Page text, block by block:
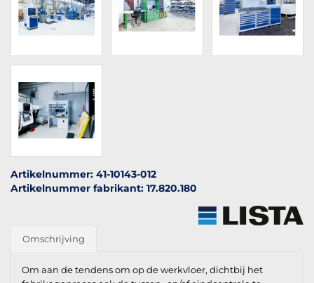
Artikelnummer: 41-10143-012
Artikelnummer fabrikant: 17.820.180
Omschrijving
Om aan de tendens om op de werkvloer, dichtbij het